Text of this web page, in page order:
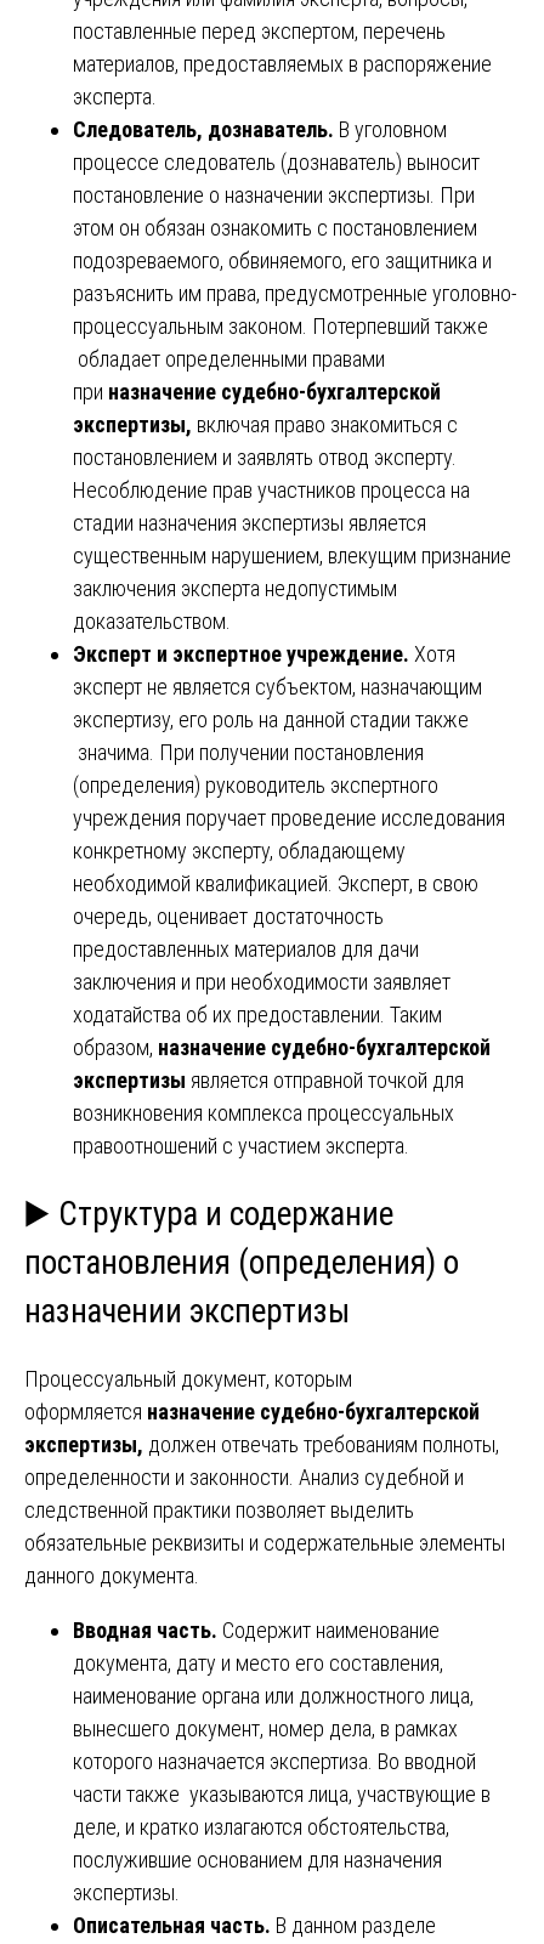
поставленные перед экспертом, перечень
материалов, предоставляемых в распоряжение
эксперта.
Следователь, дознаватель. В уголовном
процессе следователь (дознаватель) выносит
постановление о назначении экспертизы. При
этом он обязан ознакомить с постановлением
подозреваемого, обвиняемого, его защитника и
разъяснить им права, предусмотренные уголовно-
процессуальным законом. Потерпевший также
обладает определенными правами
при назначение судебно-бухгалтерской
экспертизы, включая право знакомиться с
постановлением и заявлять отвод эксперту.
Несоблюдение прав участников процесса на
стадии назначения экспертизы является
существенным нарушением, влекущим признание
заключения эксперта недопустимым
доказательством.
Эксперт и экспертное учреждение. Хотя
эксперт не является субъектом, назначающим
экспертизу, его роль на данной стадии также
значима. При получении постановления
(определения) руководитель экспертного
учреждения поручает проведение исследования
конкретному эксперту, обладающему
необходимой квалификацией. Эксперт, в свою
очередь, оценивает достаточность
предоставленных материалов для дачи
заключения и при необходимости заявляет
ходатайства об их предоставлении. Таким
образом, назначение судебно-бухгалтерской
экспертизы является отправной точкой для
возникновения комплекса процессуальных
правоотношений с участием эксперта.
▶️ Структура и содержание
постановления (определения) о
назначении экспертизы
Процессуальный документ, которым
оформляется назначение судебно-бухгалтерской
экспертизы, должен отвечать требованиям полноты,
определенности и законности. Анализ судебной и
следственной практики позволяет выделить
обязательные реквизиты и содержательные элементы
данного документа.
Вводная часть. Содержит наименование
документа, дату и место его составления,
наименование органа или должностного лица,
вынесшего документ, номер дела, в рамках
которого назначается экспертиза. Во вводной
части также указываются лица, участвующие в
деле, и кратко излагаются обстоятельства,
послужившие основанием для назначения
экспертизы.
Описательная часть. В данном разделе